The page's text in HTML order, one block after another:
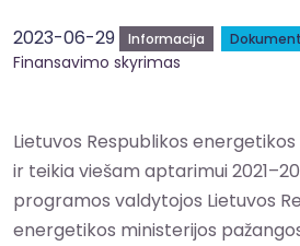
2023-06-29 Informacija
Finansavimo skyrimas
Lietuvos Respublikos
ir teikia viešam aptarimui
programos valdytojos Lietuvos
energetikos ministerijos